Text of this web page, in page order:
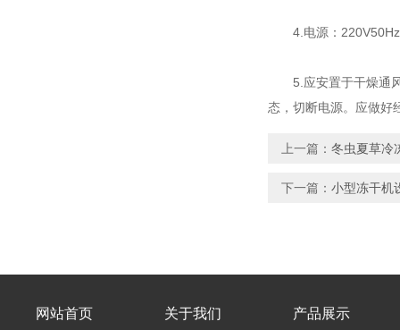
4.电源：220V50Hz
5.应安置于干燥通风
态，切断电源。应做好
上一篇： 冬虫夏草冷
下一篇： 小型冻干机
网站首页 关于我们 产品展示